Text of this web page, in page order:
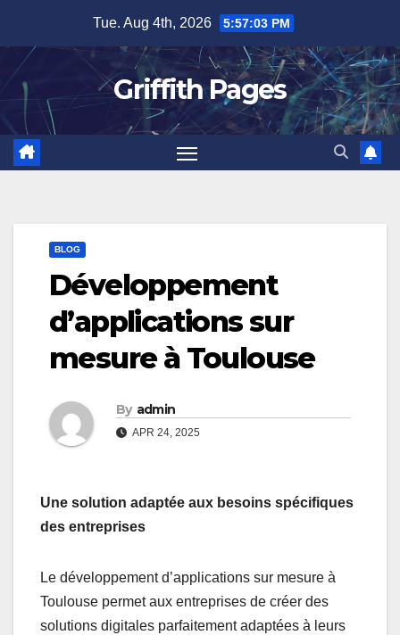
content
Tue. Aug 4th, 2026 5:57:04 PM
Griffith Pages
BLOG
Développement
d’applications sur
mesure à Toulouse
By admin
APR 24, 2025
Une solution adaptée aux besoins spécifiques
des entreprises
Le développement d’applications sur mesure à
Toulouse permet aux entreprises de créer des
solutions digitales parfaitement adaptées à leurs